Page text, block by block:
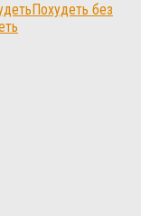
Похудеть без